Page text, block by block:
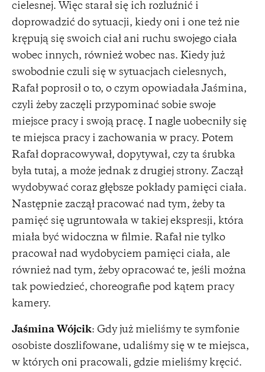
cielesnej. Więc starał się ich rozluźnić i
doprowadzić do sytuacji, kiedy oni i one też nie
krępują się swoich ciał ani ruchu swojego ciała
wobec innych, również wobec nas. Kiedy już
swobodnie czuli się w sytuacjach cielesnych,
Rafał poprosił o to, o czym opowiadała Jaśmina,
czyli żeby zaczęli przypominać sobie swoje
miejsce pracy i swoją pracę. I nagle uobecniły się
te miejsca pracy i zachowania w pracy. Potem
Rafał dopracowywał, dopytywał, czy ta śrubka
była tutaj, a może jednak z drugiej strony. Zaczął
wydobywać coraz głębsze pokłady pamięci ciała.
Następnie zaczął pracować nad tym, żeby ta
pamięć się ugruntowała w takiej ekspresji, która
miała być widoczna w filmie. Rafał nie tylko
pracował nad wydobyciem pamięci ciała, ale
również nad tym, żeby opracować te, jeśli można
tak powiedzieć, choreografie pod kątem pracy
kamery.
Jaśmina Wójcik: Gdy już mieliśmy te symfonie
osobiste doszlifowane, udaliśmy się w te miejsca,
w których oni pracowali, gdzie mieliśmy kręcić.